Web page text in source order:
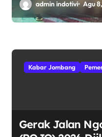
admin indotivi Agu
Kabar Jombang
Gerak Jalan